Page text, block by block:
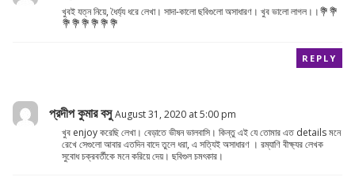
খুবই যত্ন নিয়ে, ধৈর্য্য ধরে লেখা। সাদা-কালো ছবিগুলো অসাধারণ। খুব ভালো লাগল।।💐💐
💐💐💐💐💐💐
REPLY
প্রদীপ কুমার বসু August 31, 2020 at 5:00 pm
খুব enjoy করেছি লেখা। বেড়াতে ভীষন ভালবাসি। কিন্তু এই যে তোমার এত details মনে
রেখে সেগুলো আবার এতদিন বাদে তুলে ধরা, এ সত্যিই অসাধারণ । রম্যাণি বীক্ষ্যর লেখক
সুবোধ চক্রবর্তীকে মনে করিয়ে দেয়। ছবিগুল চমৎকার।